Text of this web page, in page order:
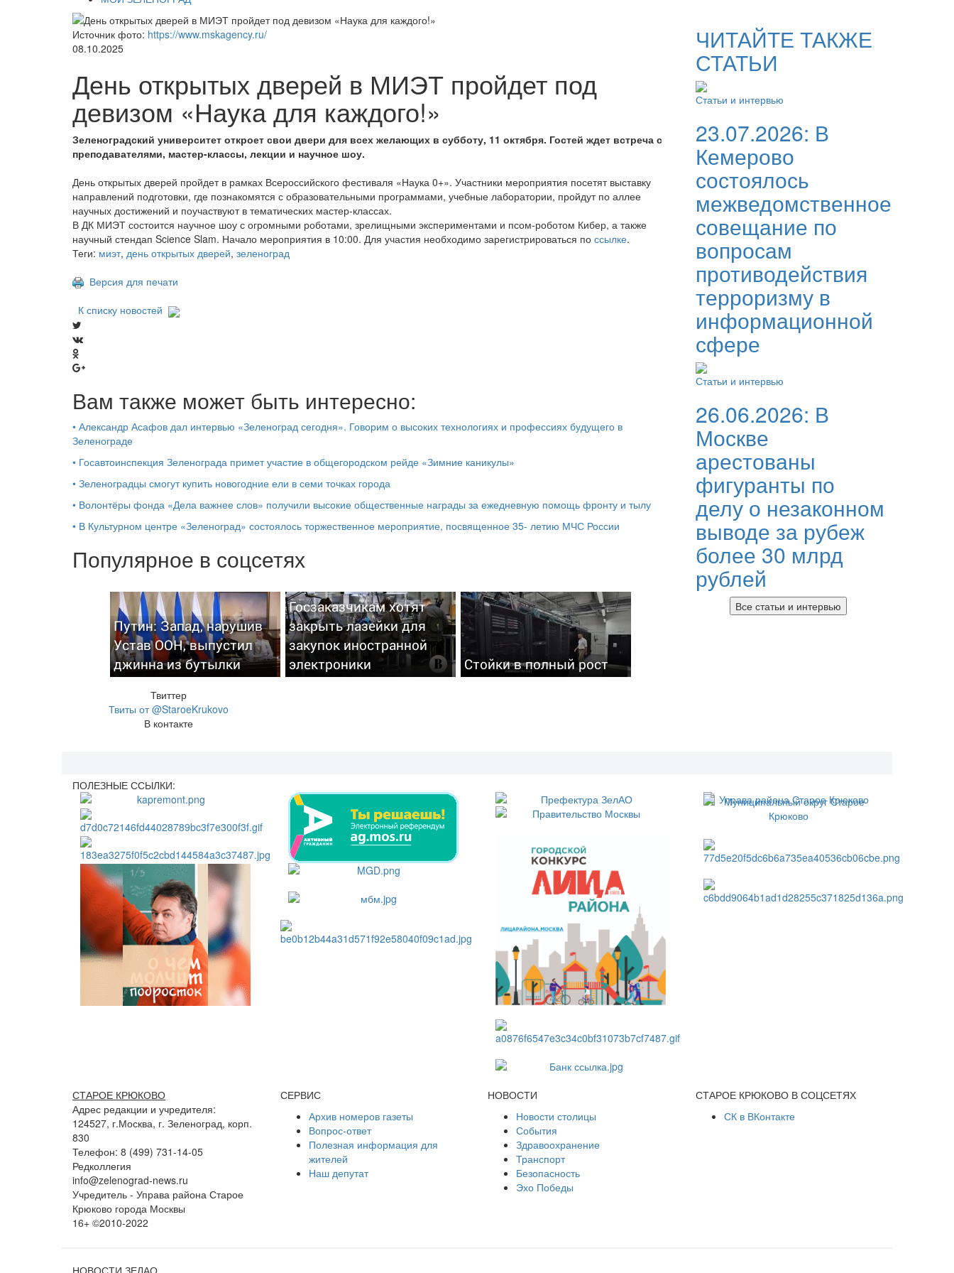
Источник фото: https://www.mskagency.ru/
08.10.2025
День открытых дверей в МИЭТ пройдет под
девизом «Наука для каждого!»
Зеленоградский университет откроет свои двери для всех желающих в субботу, 11 октября. Гостей ждет встреча с
преподавателями, мастер-классы, лекции и научное шоу.
День открытых дверей пройдет в рамках Всероссийского фестиваля «Наука 0+». Участники мероприятия посетят выставку
направлений подготовки, где познакомятся с образовательными программами, учебные лаборатории, пройдут по аллее
научных достижений и поучаствуют в тематических мастер-классах.
В ДК МИЭТ состоится научное шоу с огромными роботами, зрелищными экспериментами и псом-роботом Кибер, а также
научный стендап Science Slam. Начало мероприятия в 10:00. Для участия необходимо зарегистрироваться по ссылке.
Теги: миэт, день открытых дверей, зеленоград
Версия для печати
К списку новостей
Вам также может быть интересно:
• Александр Асафов дал интервью «Зеленоград сегодня». Говорим о высоких технологиях и профессиях будущего в
Зеленограде
• Госавтоинспекция Зеленограда примет участие в общегородском рейде «Зимние каникулы»
• Зеленоградцы смогут купить новогодние ели в семи точках города
• Волонтёры фонда «Дела важнее слов» получили высокие общественные награды за ежедневную помощь фронту и тылу
• В Культурном центре «Зеленоград» состоялось торжественное мероприятие, посвященное 35- летию МЧС России
Популярное в соцсетях
Путин: Запад, нарушив
Устав ООН, выпустил
джинна из бутылки
Госзаказчикам хотят
закрыть лазейки для
закупок иностранной
электроники
Стойки в полный рост
Твиттер
Твиты от @StaroeKrukovo
В контакте
ЧИТАЙТЕ ТАКЖЕ
СТАТЬИ
Статьи и интервью
23.07.2026: В
Кемерово
состоялось
межведомственное
совещание по
вопросам
противодействия
терроризму в
информационной
сфере
Статьи и интервью
26.06.2026: В
Москве
арестованы
фигуранты по
делу о незаконном
выводе за рубеж
более 30 млрд
рублей
Все статьи и интервью
ПОЛЕЗНЫЕ ССЫЛКИ:
СТАРОЕ КРЮКОВО
Адрес редакции и учредителя:
124527, г.Москва, г. Зеленоград, корп.
830
Телефон: 8 (499) 731-14-05
Редколлегия
info@zelenograd-news.ru
Учредитель - Управа района Старое
Крюково города Москвы
16+ ©2010-2022
СЕРВИС
Архив номеров газеты
Вопрос-ответ
Полезная информация для
жителей
Наш депутат
НОВОСТИ
Новости столицы
События
Здравоохранение
Транспорт
Безопасность
Эхо Победы
СТАРОЕ КРЮКОВО В СОЦСЕТЯХ
СК в ВКонтакте
НОВОСТИ ЗЕЛАО